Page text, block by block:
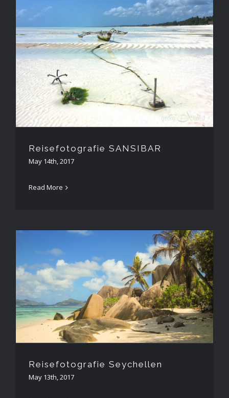
Reisefotografie SANSIBAR
Reisefotografie SANSIBAR
May 14th, 2017
Read More
Reisefotografie Seychellen
Reisefotografie Seychellen
May 13th, 2017